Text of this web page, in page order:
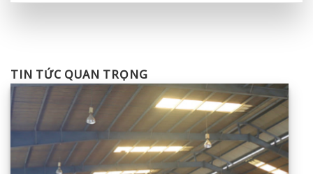
TIN TỨC QUAN TRỌNG